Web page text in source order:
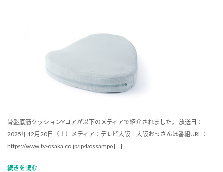
骨盤底筋クッションYコアが以下のメディアで紹介されました。 放送日：
2025年12月20日（土）メディア：テレビ大阪 大阪おっさんぽ番組URL：
https://www.tv-osaka.co.jp/ip4/ossampo […]
続きを読む